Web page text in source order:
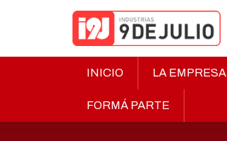
INICIO LA EMPRESA
FORMÁ PARTE